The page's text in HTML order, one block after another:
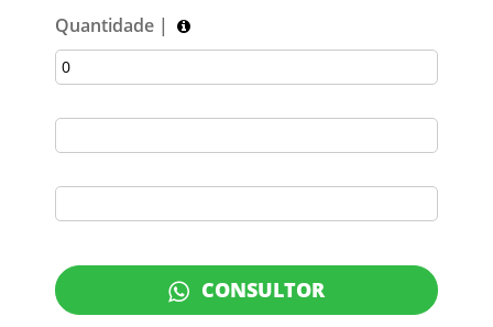
Quantidade |
CONSULTOR